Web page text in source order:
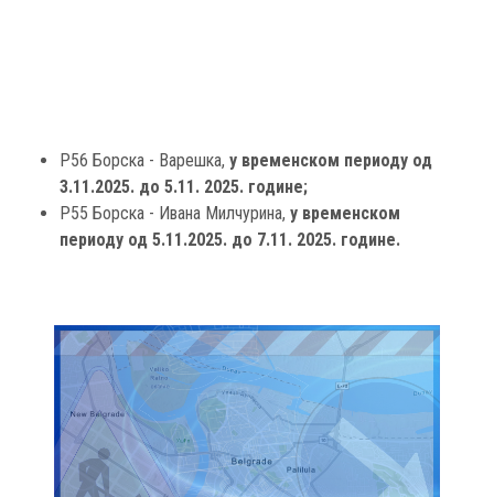
Р56 Борска - Варешка, у временском периоду од
3.11.2025. до 5.11. 2025. године;
Р55 Борска - Ивана Милчурина, у временском
периоду од 5.11.2025. до 7.11. 2025. године.